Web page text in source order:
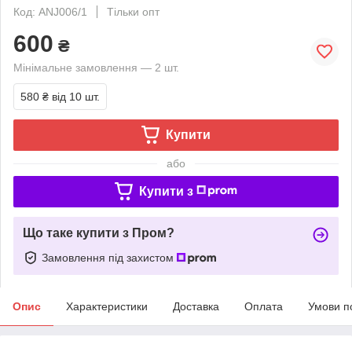
Код: ANJ006/1
Тільки опт
600 ₴
Мінімальне замовлення — 2 шт.
580 ₴ від 10 шт.
Купити
або
Купити з
Що таке купити з Пром?
Замовлення під захистом
Опис Характеристики Доставка Оплата Умови